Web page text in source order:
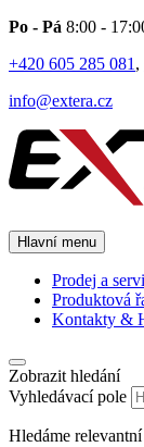
Po - Pá 8:00 -
+420 605 285 081 ,
info@extera.cz
Hlavní menu
Prodej a
Produktová
Kontakty &
Zobrazit hledání
Vyhledávací pole
Hledáme